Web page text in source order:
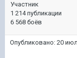
Участник
1 214 публикации
6 568 боёв
Опубликовано: 20